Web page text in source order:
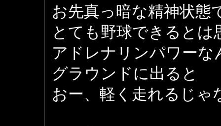
お先真っ暗な精神状態
とても野球できると
アドレナリンパワーな
グラウンドに出ると
おー、軽く走れるじゃ